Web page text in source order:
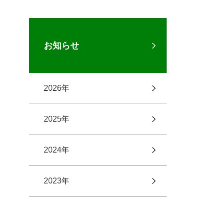
お知らせ
2026年
2025年
2024年
2023年